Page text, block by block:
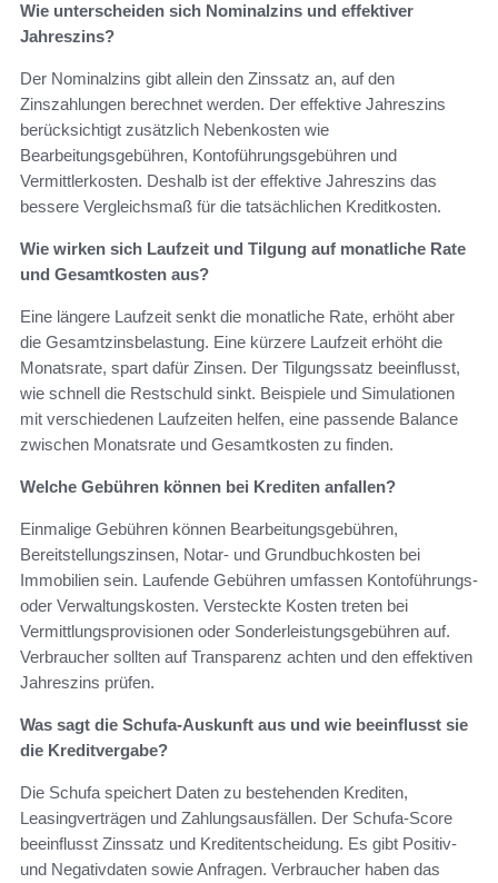
Wie unterscheiden sich Nominalzins und effektiver
Jahreszins?
Der Nominalzins gibt allein den Zinssatz an, auf den
Zinszahlungen berechnet werden. Der effektive Jahreszins
berücksichtigt zusätzlich Nebenkosten wie
Bearbeitungsgebühren, Kontoführungsgebühren und
Vermittlerkosten. Deshalb ist der effektive Jahreszins das
bessere Vergleichsmaß für die tatsächlichen Kreditkosten.
Wie wirken sich Laufzeit und Tilgung auf monatliche Rate
und Gesamtkosten aus?
Eine längere Laufzeit senkt die monatliche Rate, erhöht aber
die Gesamtzinsbelastung. Eine kürzere Laufzeit erhöht die
Monatsrate, spart dafür Zinsen. Der Tilgungssatz beeinflusst,
wie schnell die Restschuld sinkt. Beispiele und Simulationen
mit verschiedenen Laufzeiten helfen, eine passende Balance
zwischen Monatsrate und Gesamtkosten zu finden.
Welche Gebühren können bei Krediten anfallen?
Einmalige Gebühren können Bearbeitungsgebühren,
Bereitstellungszinsen, Notar- und Grundbuchkosten bei
Immobilien sein. Laufende Gebühren umfassen Kontoführungs-
oder Verwaltungskosten. Versteckte Kosten treten bei
Vermittlungsprovisionen oder Sonderleistungsgebühren auf.
Verbraucher sollten auf Transparenz achten und den effektiven
Jahreszins prüfen.
Was sagt die Schufa-Auskunft aus und wie beeinflusst sie
die Kreditvergabe?
Die Schufa speichert Daten zu bestehenden Krediten,
Leasingverträgen und Zahlungsausfällen. Der Schufa-Score
beeinflusst Zinssatz und Kreditentscheidung. Es gibt Positiv-
und Negativdaten sowie Anfragen. Verbraucher haben das